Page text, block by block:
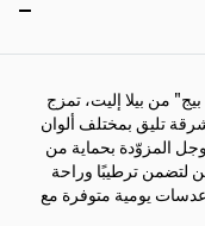
من بيلا إليت، تمزج
تليق بمختلف ألوان
المزوّدة بحماية من
لتضمن ترطيبًا وراحة
طوال اليوم. تحتوي الحزمة الواحدة على 10 عدسات يومية متوفرة مع